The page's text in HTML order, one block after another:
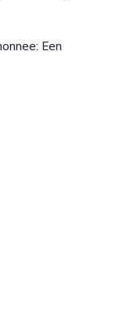
Een